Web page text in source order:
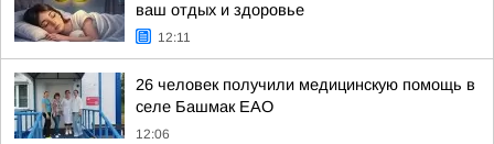
ваш отдых и здоровье
12:11
26 человек получили медицинскую помощь в
селе Башмак ЕАО
12:06